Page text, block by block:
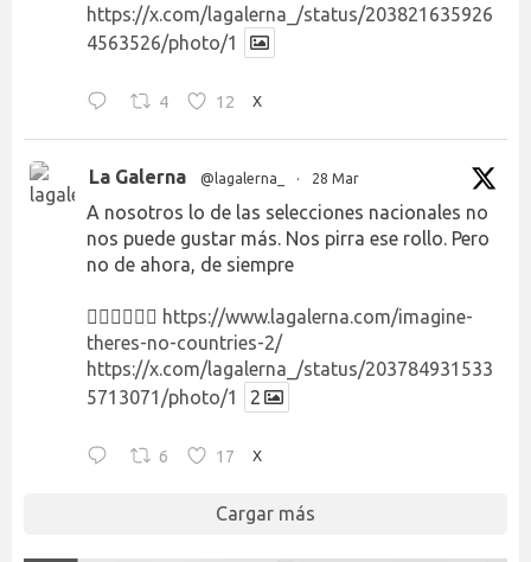
https://x.com/lagalerna_/status/203821635926
4563526/photo/1
4 12 X
La Galerna @lagalerna_ · 28 Mar
A nosotros lo de las selecciones nacionales no
nos puede gustar más. Nos pirra ese rollo. Pero
no de ahora, de siempre
👉🏻👉🏻👉🏻 https://www.lagalerna.com/imagine-
theres-no-countries-2/
https://x.com/lagalerna_/status/203784931533
5713071/photo/1
2
6 17 X
Cargar más